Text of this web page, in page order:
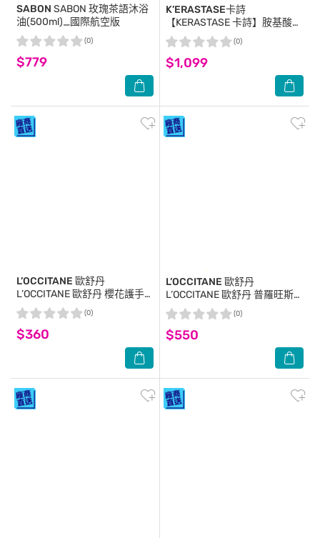
SABON SABON 玫瑰茶語沐浴
油(500ml)_國際航空版
$779
(0)
K’ERASTASE卡詩
【KERASTASE 卡詩】胺基酸平
衡舒緩髮浴 250ml 公司貨
$1,099
(0)
L’OCCITANE 歐舒丹
L’OCCITANE 歐舒丹 櫻花護手
霜(30ml)-全新包裝-國際航空
版
$360
(0)
L’OCCITANE 歐舒丹
L’OCCITANE 歐舒丹 普羅旺斯童
話乳油木節慶彩球[沐浴膠
35ml+身體霜20ml+護手霜
30ml]-專櫃公司貨
$550
(0)